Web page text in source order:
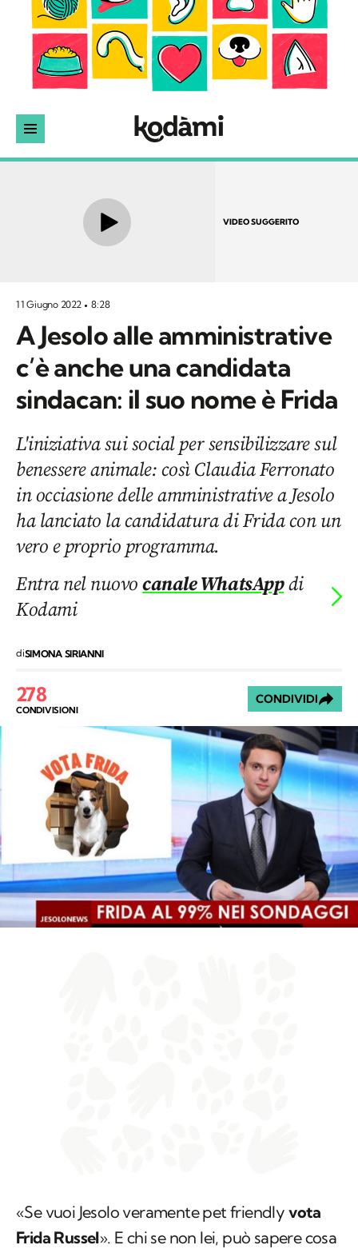
VIDEO SUGGERITO
11 Giugno 2022 8:28
A Jesolo alle amministrative
c’è anche una candidata
sindacan: il suo nome è Frida
L'iniziativa sui social per sensibilizzare sul
benessere animale: così Claudia Ferronato
in occiasione delle amministrative a Jesolo
ha lanciato la candidatura di Frida con un
vero e proprio programma.
Entra nel nuovocanale WhatsAppdi
Kodami
diSIMONA SIRIANNI
278
CONDIVISIONI
CONDIVIDI
«Se vuoi Jesolo veramente pet friendly vota
Frida Russel». E chi se non lei, può sapere cosa